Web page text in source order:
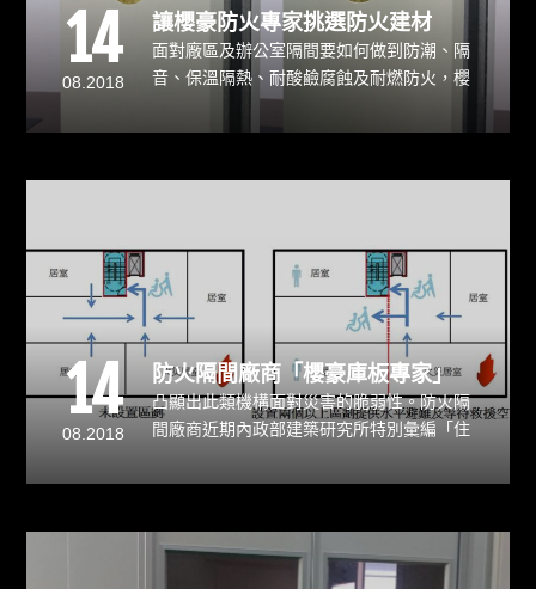
14
08.2018
讓櫻豪防火專家挑選防火建材
面對廠區及辦公室隔間要如何做到防潮、隔
音、保溫隔熱、耐酸鹼腐蝕及耐燃防火，櫻
豪防火建材專家在這跟大家說明。庫板隔間
內容材質分為 紙蜂巢、岩棉、PU發泡。其
14
08.2018
防火隔間廠商「櫻豪庫板專家」
凸顯出此類機構面對災害的脆弱性。防火隔
間廠商近期內政部建築研究所特別彙編「住
手冊」，提出3大策略、28項改善對策，期